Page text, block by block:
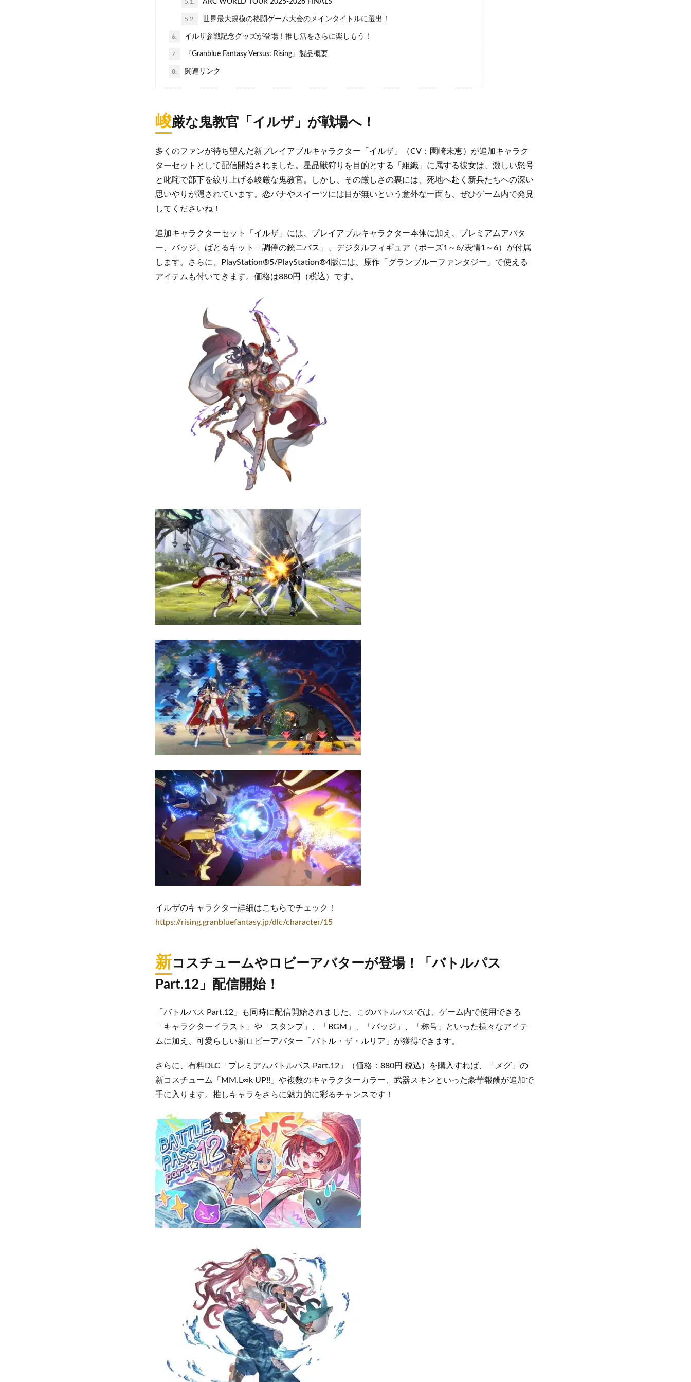
5.1. ARC WORLD TOUR 2025-2026 FINALS
5.2. 世界最大規模の格闘ゲーム大会のメインタイトルに選出！
6. イルザ参戦記念グッズが登場！推し活をさらに楽しもう！
7. 『Granblue Fantasy Versus: Rising』製品概要
8. 関連リンク
峻厳な鬼教官「イルザ」が戦場へ！
多くのファンが待ち望んだ新プレイアブルキャラクター「イルザ」（CV：園崎未恵）が追加キャラク
ターセットとして配信開始されました。星晶獣狩りを目的とする「組織」に属する彼女は、激しい怒号
と叱咤で部下を絞り上げる峻厳な鬼教官。しかし、その厳しさの裏には、死地へ赴く新兵たちへの深い
思いやりが隠されています。恋バナやスイーツには目が無いという意外な一面も、ぜひゲーム内で発見
してくださいね！
追加キャラクターセット「イルザ」には、プレイアブルキャラクター本体に加え、プレミアムアバタ
ー、バッジ、ばとるキット「調停の銃ニバス」、デジタルフィギュア（ポーズ1～6/表情1～6）が付属
します。さらに、PlayStation®5/PlayStation®4版には、原作「グランブルーファンタジー」で使える
アイテムも付いてきます。価格は880円（税込）です。
イルザのキャラクター詳細はこちらでチェック！
https://rising.granbluefantasy.jp/dlc/character/15
新コスチュームやロビーアバターが登場！「バトルパス
Part.12」配信開始！
「バトルパス Part.12」も同時に配信開始されました。このバトルパスでは、ゲーム内で使用できる
「キャラクターイラスト」や「スタンプ」、「BGM」、「バッジ」、「称号」といった様々なアイテ
ムに加え、可愛らしい新ロビーアバター「バトル・ザ・ルリア」が獲得できます。
さらに、有料DLC「プレミアムバトルパス Part.12」（価格：880円 税込）を購入すれば、「メグ」の
新コスチューム「MM.L∞k UP!!」や複数のキャラクターカラー、武器スキンといった豪華報酬が追加で
手に入ります。推しキャラをさらに魅力的に彩るチャンスです！